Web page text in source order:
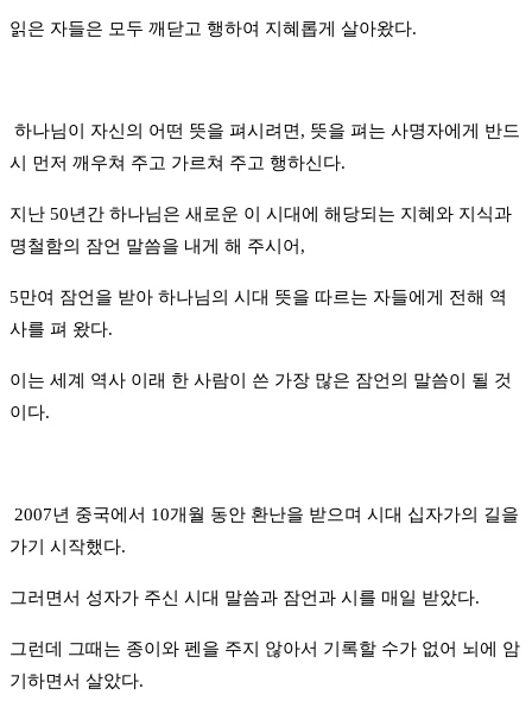
읽은 자들은 모두 깨닫고 행하여 지혜롭게 살아왔다.
하나님이 자신의 어떤 뜻을 펴시려면, 뜻을 펴는 사명자에게 반드
시 먼저 깨우쳐 주고 가르쳐 주고 행하신다.
지난 50년간 하나님은 새로운 이 시대에 해당되는 지혜와 지식과
명철함의 잠언 말씀을 내게 해 주시어,
5만여 잠언을 받아 하나님의 시대 뜻을 따르는 자들에게 전해 역
사를 펴 왔다.
이는 세계 역사 이래 한 사람이 쓴 가장 많은 잠언의 말씀이 될 것
이다.
2007년 중국에서 10개월 동안 환난을 받으며 시대 십자가의 길을
가기 시작했다.
그러면서 성자가 주신 시대 말씀과 잠언과 시를 매일 받았다.
그런데 그때는 종이와 펜을 주지 않아서 기록할 수가 없어 뇌에 암
기하면서 살았다.